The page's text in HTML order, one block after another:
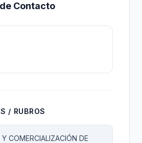
Contacto
/ RUBROS
COMERCIALIZACIÓN DE